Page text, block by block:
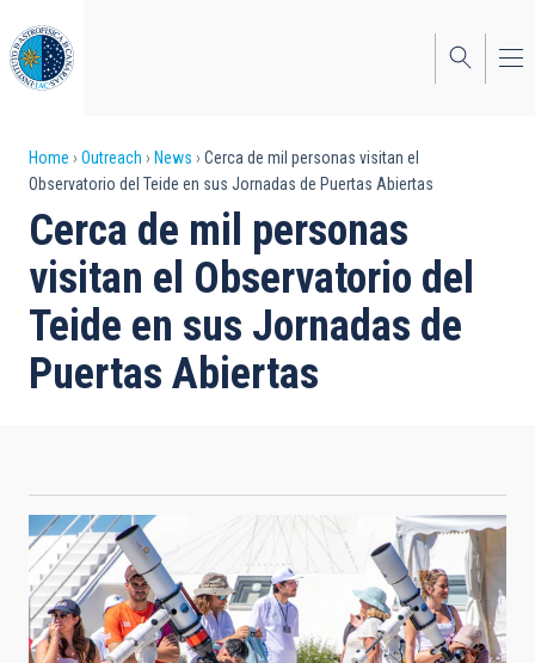
to
main
content
Breadcrumb
Home Outreach News
Cerca de mil personas visitan el
Observatorio del Teide en sus Jornadas de Puertas Abiertas
Cerca de mil personas
visitan el Observatorio del
Teide en sus Jornadas de
Puertas Abiertas